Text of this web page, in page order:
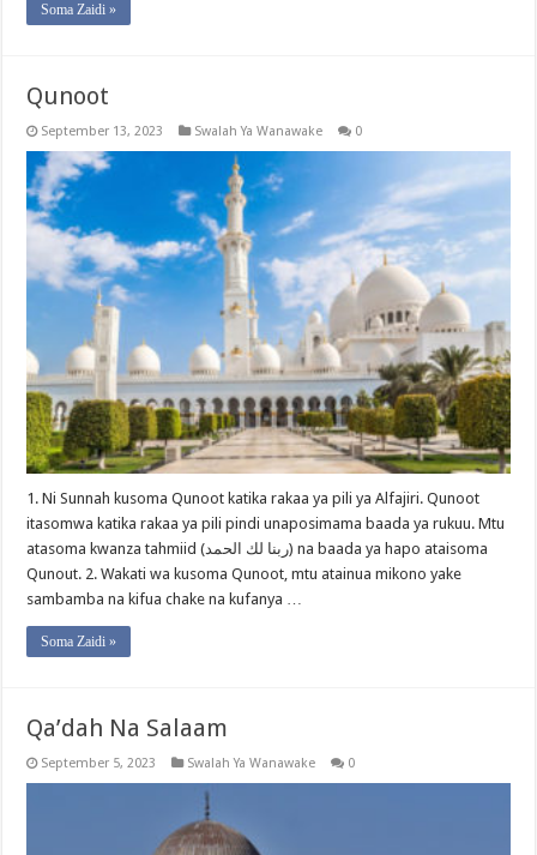
Soma Zaidi »
Qunoot
September 13, 2023 Swalah Ya Wanawake 0
1. Ni Sunnah kusoma Qunoot katika rakaa ya pili ya Alfajiri. Qunoot
itasomwa katika rakaa ya pili pindi unaposimama baada ya rukuu. Mtu
atasoma kwanza tahmiid (ربنا لك الحمد) na baada ya hapo ataisoma
Qunout. 2. Wakati wa kusoma Qunoot, mtu atainua mikono yake
sambamba na kifua chake na kufanya …
Soma Zaidi »
Qa’dah Na Salaam
September 5, 2023 Swalah Ya Wanawake 0